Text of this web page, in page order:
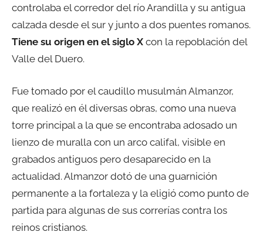
controlaba el corredor del río Arandilla y su antigua
calzada desde el sur y junto a dos puentes romanos.
Tiene su origen en el siglo X con la repoblación del
Valle del Duero.
Fue tomado por el caudillo musulmán Almanzor,
que realizó en él diversas obras, como una nueva
torre principal a la que se encontraba adosado un
lienzo de muralla con un arco califal, visible en
grabados antiguos pero desaparecido en la
actualidad. Almanzor dotó de una guarnición
permanente a la fortaleza y la eligió como punto de
partida para algunas de sus correrías contra los
reinos cristianos.